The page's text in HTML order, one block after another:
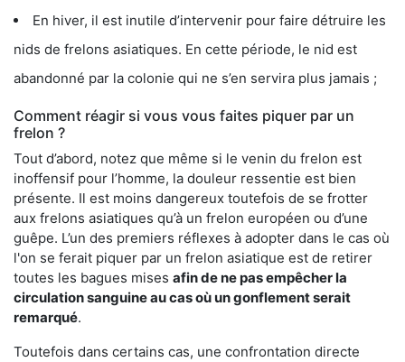
En hiver, il est inutile d’intervenir pour faire détruire les
nids de frelons asiatiques. En cette période, le nid est
abandonné par la colonie qui ne s’en servira plus jamais ;
Comment réagir si vous vous faites piquer par un
frelon ?
Tout d’abord, notez que même si le venin du frelon est
inoffensif pour l’homme, la douleur ressentie est bien
présente. Il est moins dangereux toutefois de se frotter
aux frelons asiatiques qu’à un frelon européen ou d’une
guêpe. L’un des premiers réflexes à adopter dans le cas où
l'on se ferait piquer par un frelon asiatique est de retirer
toutes les bagues mises afin de ne pas empêcher la
circulation sanguine au cas où un gonflement serait
remarqué.
Toutefois dans certains cas, une confrontation directe